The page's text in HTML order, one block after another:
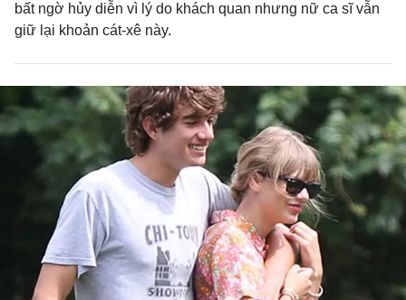
bất ngờ hủy diễn vì lý do khách quan nhưng nữ ca sĩ vẫn
giữ lại khoản cát-xê này.